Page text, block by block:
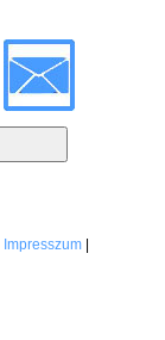
Impresszum |